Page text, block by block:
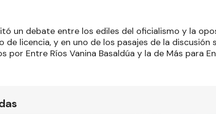
un debate entre los ediles del oficialismo y la
de licencia, y en uno de los pasajes de la discusión
por Entre Ríos Vanina Basaldúa y la de Más para